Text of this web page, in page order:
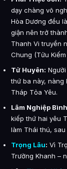
dạy chàng võ
Hòa Dương đều
giận nên trở
Thanh Vi truyền
Chung (Tửu
Tử Huyên:
thứ ba này, nàng
Tháp Tỏa Yêu.
Lâm Nghiệp
kiếp thứ hai yêu
làm Thái thú,
Trọng Lâu: Vì
Trường Khanh –